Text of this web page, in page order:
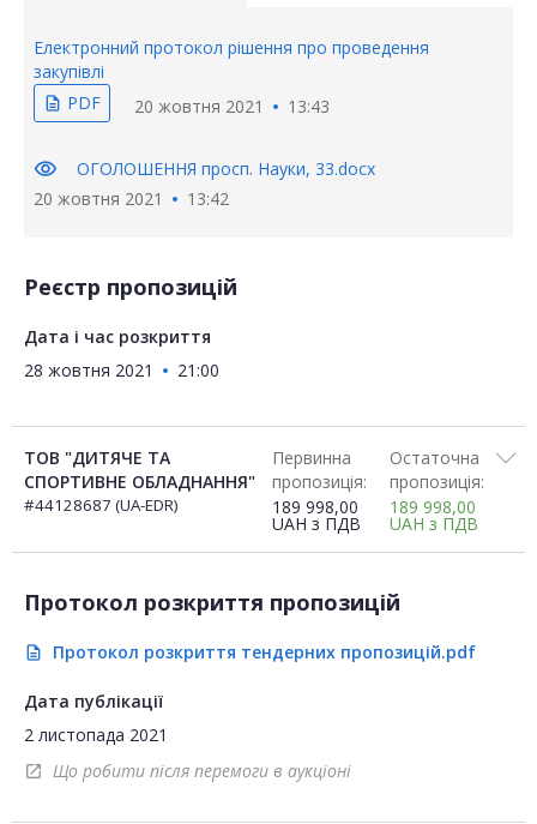
Електронний протокол рішення про проведення
закупівлі
description PDF 20 жовтня 2021 13:43
visibility
ОГОЛОШЕННЯ просп. Науки, 33.docx
20 жовтня 2021
13:42
Реєстр пропозицій
Дата і час розкриття
28 жовтня 2021
21:00
ТОВ "ДИТЯЧЕ ТА
СПОРТИВНЕ ОБЛАДНАННЯ"
#44128687 (UA-EDR)
Первинна
пропозиція:
189 998,00
UAH з ПДВ
Остаточна
пропозиція:
189 998,00
UAH з ПДВ
Протокол розкриття пропозицій
description Протокол розкриття тендерних пропозицій.pdf
Дата публікації
2 листопада 2021
open_in_new Що робити після перемоги в аукціоні